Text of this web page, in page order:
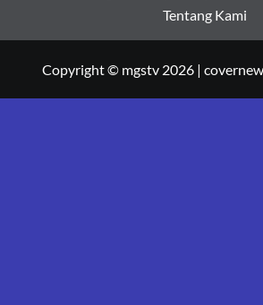
Tentang Kami
Copyright © mgstv 2026 |